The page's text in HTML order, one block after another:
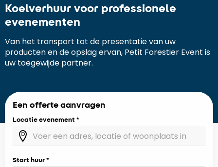
Koelverhuur voor professionele
evenementen
Van het transport tot de presentatie van uw
producten en de opslag ervan, Petit Forestier Event is
uw toegewijde partner.
Een offerte aanvragen
Locatie evenement
Start huur